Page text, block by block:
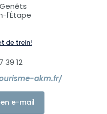
l'Étape
de trein!
39 12
akm.fr/
e-mail